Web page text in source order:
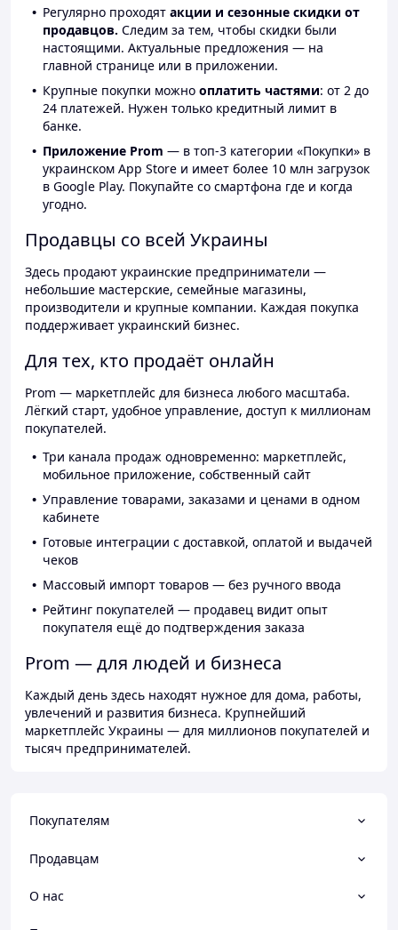
Регулярно проходят акции и сезонные скидки от
продавцов. Следим за тем, чтобы скидки были
настоящими. Актуальные предложения — на
главной странице или в приложении.
Крупные покупки можно оплатить частями: от 2 до
24 платежей. Нужен только кредитный лимит в
банке.
Приложение Prom — в топ-3 категории «Покупки» в
украинском App Store и имеет более 10 млн загрузок
в Google Play. Покупайте со смартфона где и когда
угодно.
Продавцы со всей Украины
Здесь продают украинские предприниматели —
небольшие мастерские, семейные магазины,
производители и крупные компании. Каждая покупка
поддерживает украинский бизнес.
Для тех, кто продаёт онлайн
Prom — маркетплейс для бизнеса любого масштаба.
Лёгкий старт, удобное управление, доступ к миллионам
покупателей.
Три канала продаж одновременно: маркетплейс,
мобильное приложение, собственный сайт
Управление товарами, заказами и ценами в одном
кабинете
Готовые интеграции с доставкой, оплатой и выдачей
чеков
Массовый импорт товаров — без ручного ввода
Рейтинг покупателей — продавец видит опыт
покупателя ещё до подтверждения заказа
Prom — для людей и бизнеса
Каждый день здесь находят нужное для дома, работы,
увлечений и развития бизнеса. Крупнейший
маркетплейс Украины — для миллионов покупателей и
тысяч предпринимателей.
Покупателям
Продавцам
О нас